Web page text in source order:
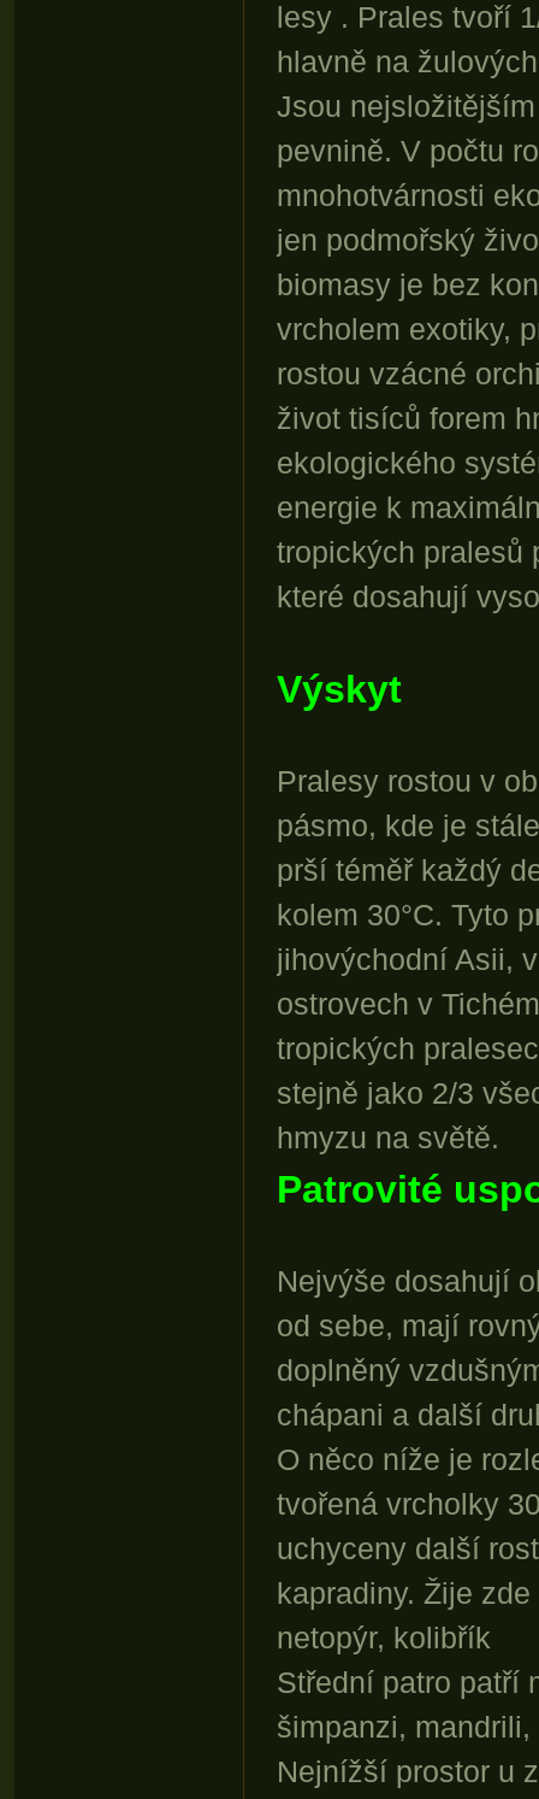
lesy . Prales tvoří
hlavně na
Jsou
pevnině. V počtu
mnohotvárnosti
jen podmořský
biomasy je bez
vrcholem exotiky,
rostou vzácné
život tisíců forem
ekologického
energie k
tropických pralesů
které dosahují
Výskyt
Pralesy rostou v
pásmo, kde je
prší téměř každý
kolem 30°C. Tyto
jihovýchodní Asii,
ostrovech v
tropických
stejně jako 2/3
hmyzu na světě.
Patrovité
Nejvýše dosahují
od sebe, mají
doplněný
chápani a další
O něco níže je
tvořená vrcholky
uchyceny další
kapradiny. Žije
netopýr, kolibřík
Střední patro patří
šimpanzi,
Nejnížší prostor u